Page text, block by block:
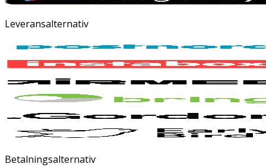
Leveransalternativ
Betalningsalternativ